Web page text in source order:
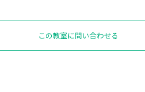
この教室に問い合わせる